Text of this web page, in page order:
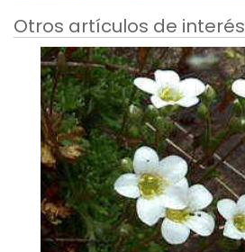
Otros artículos de interés